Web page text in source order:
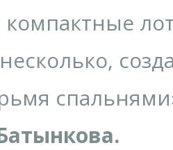
компактные